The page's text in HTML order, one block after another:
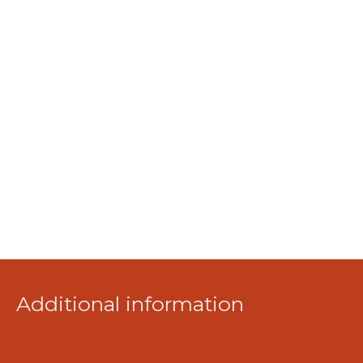
Additional information